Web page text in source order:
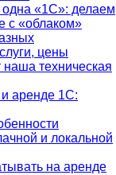
одна «1С»: делаем
с «облаком»
цены
техническая
аренде 1С:
и локальной
на аренде